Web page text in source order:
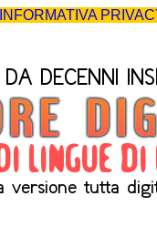
INFORMATIVA